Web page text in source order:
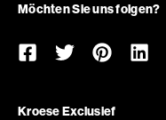
Möchten Sie uns folgen?
Kroese Exclusief